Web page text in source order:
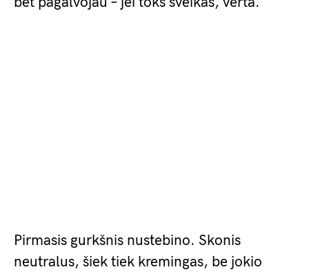
Pirmasis gurkšnis nustebino. Skonis
neutralus, šiek tiek kremingas, be jokio